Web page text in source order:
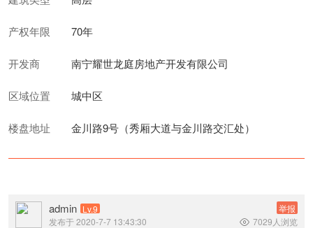
产权年限 70年
开发商 南宁耀世龙庭房地产开发有限公司
区域位置 城中区
楼盘地址 金川路9号（秀厢大道与金川路交汇处）
admin Lv.9
举报
发布于 2020-7-7 13:43:30
 7029人浏览